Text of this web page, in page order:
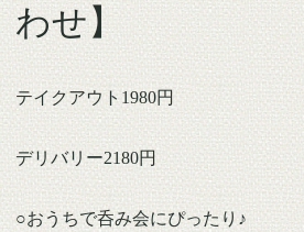
わせ】
テイクアウト1980円
デリバリー2180円
○おうちで呑み会にぴったり♪